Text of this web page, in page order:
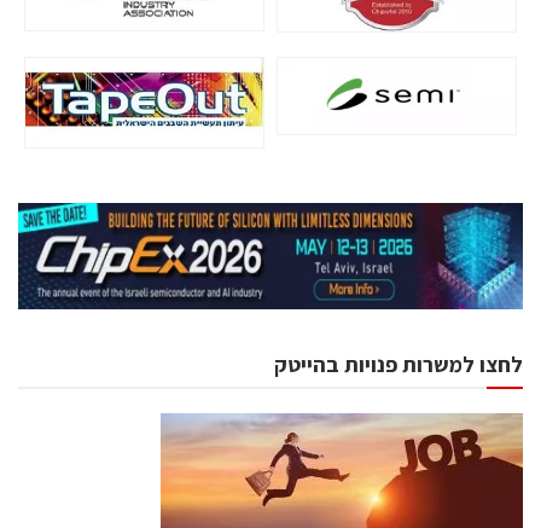
לחצו למשרות פנויות בהייטק